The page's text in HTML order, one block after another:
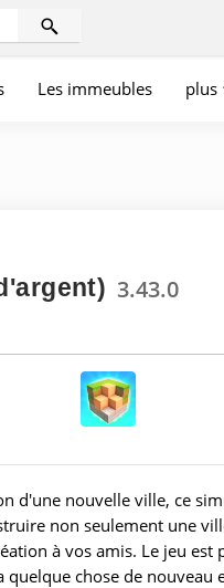
Les immeubles plus
3.43.0
d'une nouvelle ville, ce
non seulement une
à vos amis. Le jeu
chose de nouveau